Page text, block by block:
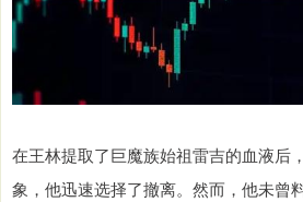
在王林提取了巨魔族始祖雷吉的血液后
象，他迅速选择了撤离。然而，他未曾